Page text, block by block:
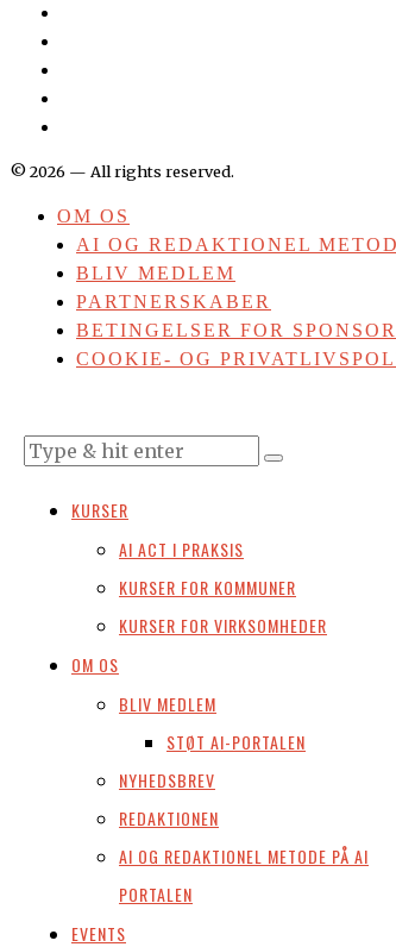
©2026 — All rights reserved.
OM OS
AI OG REDAKTIONEL
BLIV MEDLEM
PARTNERSKABER
BETINGELSER FOR
COOKIE- OG
KURSER
AI ACT I PRAKSIS
KURSER FOR KOMMUNER
KURSER FOR VIRKSOMHEDER
OM OS
BLIV MEDLEM
STØT AI-PORTALEN
NYHEDSBREV
REDAKTIONEN
AI OG REDAKTIONEL METODE PÅ AI
PORTALEN
EVENTS